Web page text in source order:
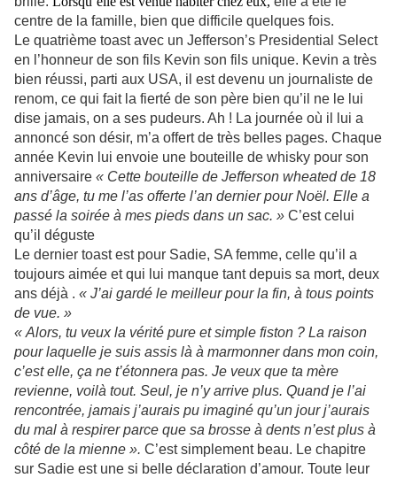
centre de la famille, bien que difficile quelques fois.
Le quatrième toast avec un Jefferson’s Presidential Select
en l’honneur de son fils Kevin son fils unique. Kevin a très
bien réussi, parti aux USA, il est devenu un journaliste de
renom, ce qui fait la fierté de son père bien qu’il ne le lui
dise jamais, on a ses pudeurs. Ah ! La journée où il lui a
annoncé son désir, m’a offertde très belles pages. Chaque
année Kevin lui envoie une bouteille de whisky pour son
anniversaire « Cette bouteille de Jefferson wheated de 18
ans d’âge, tu me l’as offerte l’an dernier pour Noël. Elle a
passé la soirée à mes pieds dans un sac. » C’est celui
qu’il déguste
Le dernier toast est pour Sadie, SA femme, celle qu’il a
toujours aimée et qui lui manque tant depuis sa mort, deux
ans déjà . « J’ai gardé le meilleur pour la fin, à tous points
de vue. »
« Alors, tu veux la vérité pure et simple fiston ? La raison
pour laquelle je suis assis là à marmonner dans mon coin,
c’est elle, ça ne t’étonnera pas. Je veux que ta mère
revienne, voilà tout. Seul, je n’y arrive plus. Quand je l’ai
rencontrée, jamais j’aurais pu imaginé qu’un jour j’aurais
du mal à respirer parce que sa brosse à dents n’est plus à
côté de la mienne ». C’est simplement beau. Le chapitre
sur Sadie est une si belle déclaration d’amour. Toute leur